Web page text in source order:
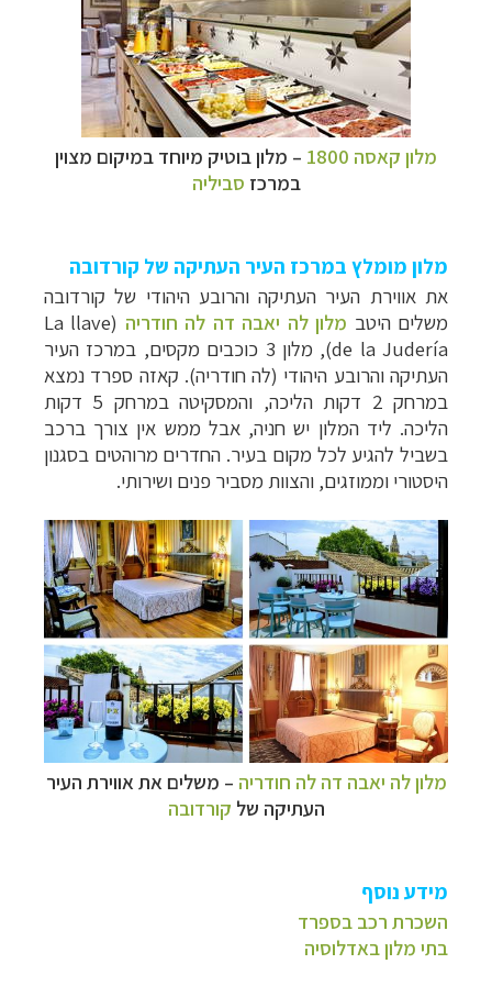
מלון קאסה 1800 – מלון בוטיק מיוחד במיקום מצוין
במרכז סביליה
מלון מומלץ במרכז העיר העתיקה של קורדובה
את אווירת העיר העתיקה והרובע היהודי של קורדובה
משלים היטב מלון לה יאבה דה לה חודריה (
La llave
de la Judería
), מלון 3 כוכבים מקסים, במרכז העיר
העתיקה והרובע היהודי (לה חודריה). קאזה ספרד נמצא
במרחק 2 דקות הליכה, והמסקיטה במרחק 5 דקות
הליכה. ליד המלון יש חניה, אבל ממש אין צורך ברכב
בשביל להגיע לכל מקום בעיר. החדרים מרוהטים בסגנון
היסטורי וממוזגים, והצוות מסביר פנים ושירותי.
מלון לה יאבה דה לה חודריה – משלים את אווירת העיר
העתיקה של קורדובה
מידע נוסף
השכרת רכב בספרד
בתי מלון באדלוסיה